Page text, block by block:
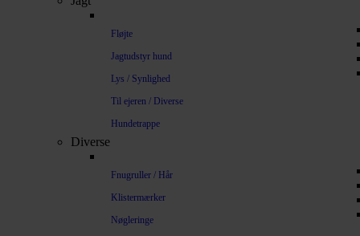
Fløjte
Jagtudstyr hund
Lys / Synlighed
Til ejeren / Diverse
Hundetrappe
Diverse
Fnugruller / Hår
Klistermærker
Nøgleringe